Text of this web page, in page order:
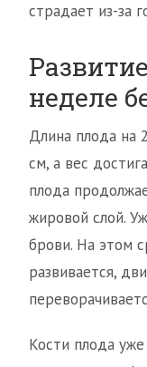
страдает из-за
неделе
Длина плода на
см, а вес
плода
жировой слой.
брови. На этом
развивается,
Кости плода